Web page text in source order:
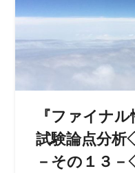
『ファイナ
試験論点分
－その１３